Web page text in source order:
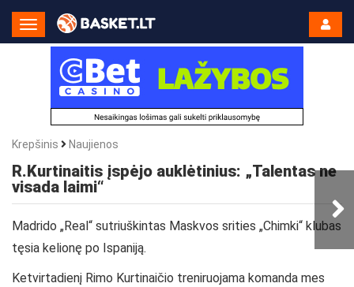
Toggle
Navigation
Krepšinis Naujienos
R.Kurtinaitis įspėjo auklėtinius: „Talentas ne
visada laimi“
Madrido „Real“ sutriuškintas Maskvos srities „Chimki“ klubas
tęsia kelionę po Ispaniją.
Ketvirtadienį Rimo Kurtinaičio treniruojama komanda mes